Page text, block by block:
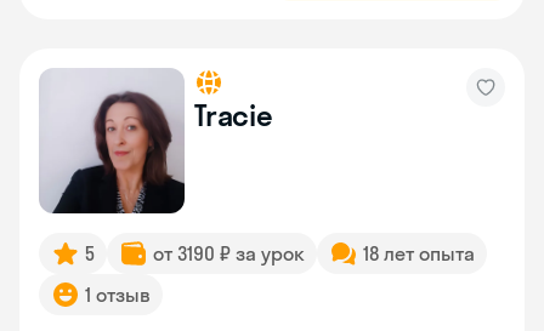
Tracie
5 от 3190 ₽ за урок
18 лет опыта
1 отзыв